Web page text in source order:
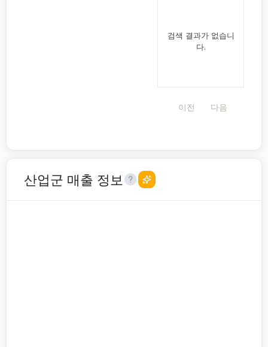
검색 결과가 없습니
다.
이전 다음
산업군 매출 정보